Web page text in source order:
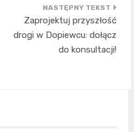
Zaprojektuj przyszłość
drogi w Dopiewcu: dołącz
do konsultacji!